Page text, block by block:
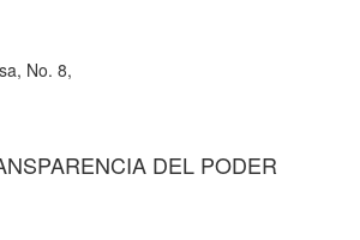
No. 8,
DEL PODER